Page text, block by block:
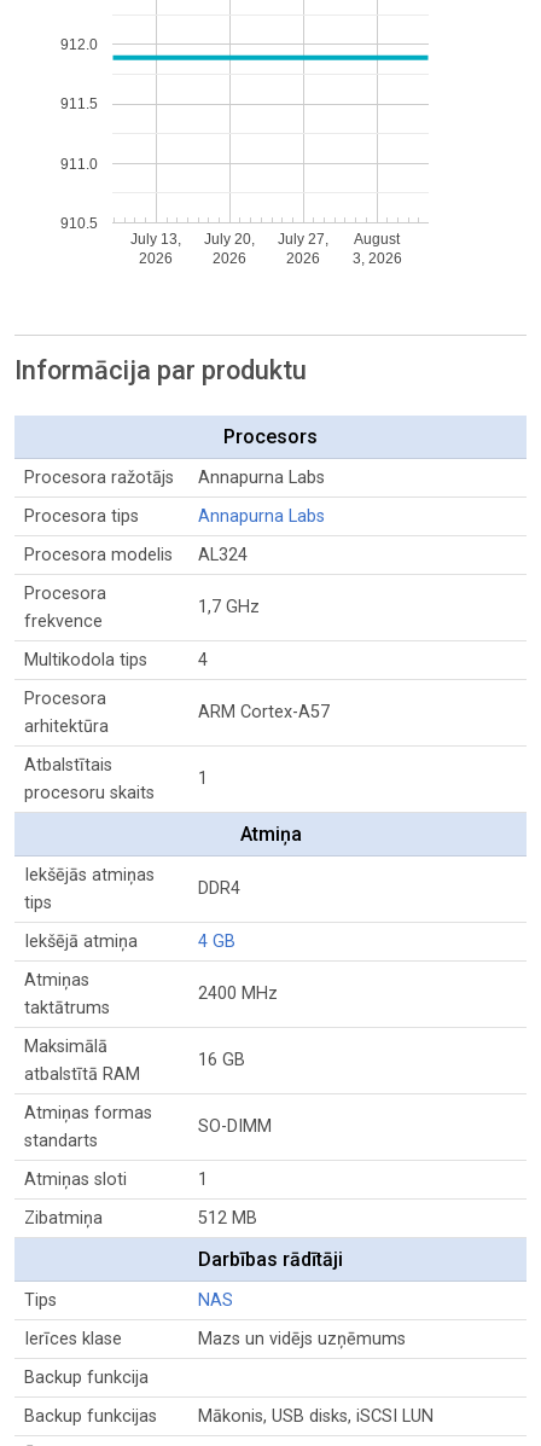
July 13,
2026
July 20,
2026
July 27,
2026
August
3, 2026
910.5
911.0
911.5
912.0
Informācija par produktu
Procesors
Procesora ražotājs
Annapurna Labs
Procesora tips
Annapurna Labs
Procesora modelis
AL324
Procesora
frekvence
1,7 GHz
Multikodola tips
4
Procesora
arhitektūra
ARM Cortex-A57
Atbalstītais
procesoru skaits
1
Atmiņa
Iekšējās atmiņas
tips
DDR4
Iekšējā atmiņa
4 GB
Atmiņas
taktātrums
2400 MHz
Maksimālā
atbalstītā RAM
16 GB
Atmiņas formas
standarts
SO-DIMM
Atmiņas sloti
1
Zibatmiņa
512 MB
Darbības rādītāji
Tips
NAS
Ierīces klase
Mazs un vidējs uzņēmums
Backup funkcija
Backup funkcijas
Mākonis, USB disks, iSCSI LUN